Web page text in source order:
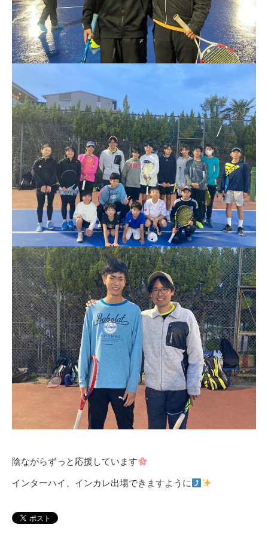
陰ながらずっと応援しています
インターハイ、インカレ出場できますように